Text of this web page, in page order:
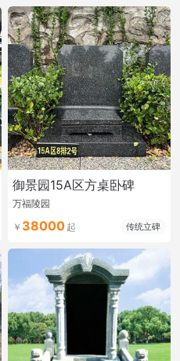
御景园15A区方桌卧碑
万福陵园
38000 传统立碑